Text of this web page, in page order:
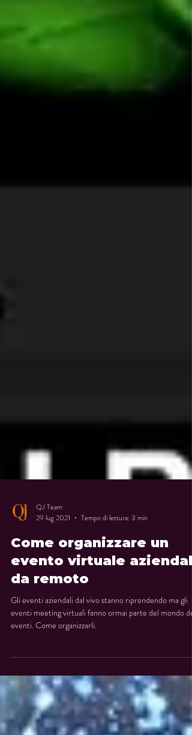
QJ Team
29 lug 2021
Tempo di lettura: 3 min
Come organizzare un
evento virtuale
da remoto
eventi. Come organizzarli.